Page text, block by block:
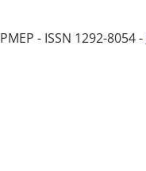
- ISSN 1292-8054 -